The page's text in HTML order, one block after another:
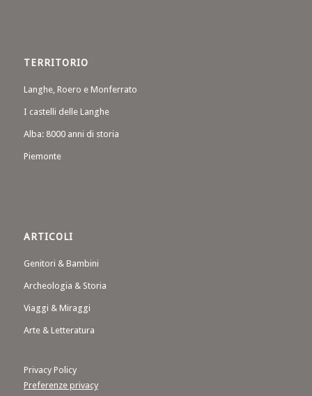
TERRITORIO
Langhe, Roero e Monferrato
I castelli delle Langhe
Alba: 8000 anni di storia
Piemonte
ARTICOLI
Genitori & Bambini
Archeologia & Storia
Viaggi & Miraggi
Arte & Letteratura
Privacy Policy
Preferenze privacy